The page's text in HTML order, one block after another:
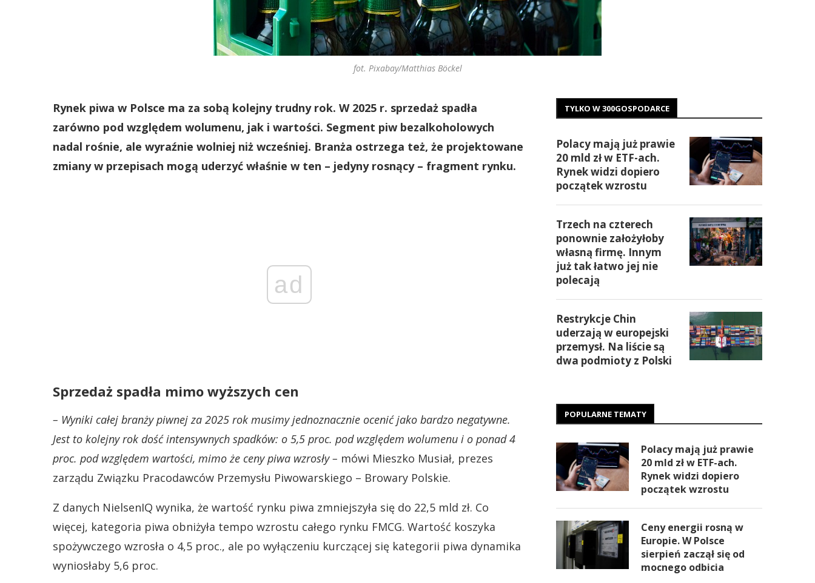
fot. Pixabay/Matthias Böckel
Rynek piwa w Polsce ma za sobą kolejny trudny rok. W 2025 r. sprzedaż spadła
zarówno pod względem wolumenu, jak i wartości. Segment piw bezalkoholowych
nadal rośnie, ale wyraźnie wolniej niż wcześniej. Branża ostrzega też, że projektowane
zmiany w przepisach mogą uderzyć właśnie w ten – jedyny rosnący – fragment rynku.
ad
Sprzedaż spadła mimo wyższych cen
– Wyniki całej branży piwnej za 2025 rok musimy jednoznacznie ocenić jako bardzo negatywne.
Jest to kolejny rok dość intensywnych spadków: o 5,5 proc. pod względem wolumenu i o ponad 4
proc. pod względem wartości, mimo że ceny piwa wzrosły – mówi Mieszko Musiał, prezes
zarządu Związku Pracodawców Przemysłu Piwowarskiego – Browary Polskie.
Z danych NielsenIQ wynika, że wartość rynku piwa zmniejszyła się do 22,5 mld zł. Co
więcej, kategoria piwa obniżyła tempo wzrostu całego rynku FMCG. Wartość koszyka
spożywczego wzrosła o 4,5 proc., ale po wyłączeniu kurczącej się kategorii piwa dynamika
wyniosłaby 5,6 proc.
TYLKO W 300GOSPODARCE
Polacy mają już prawie
20 mld zł w ETF-ach.
Rynek widzi dopiero
początek wzrostu
Trzech na czterech
ponownie założyłoby
własną firmę. Innym
już tak łatwo jej nie
polecają
Restrykcje Chin
uderzają w europejski
przemysł. Na liście są
dwa podmioty z Polski
POPULARNE TEMATY
Polacy mają już prawie
20 mld zł w ETF-ach.
Rynek widzi dopiero
początek wzrostu
Ceny energii rosną w
Europie. W Polsce
sierpień zaczął się od
mocnego odbicia